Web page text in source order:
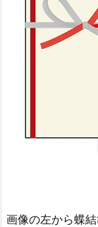
画像の左から蝶